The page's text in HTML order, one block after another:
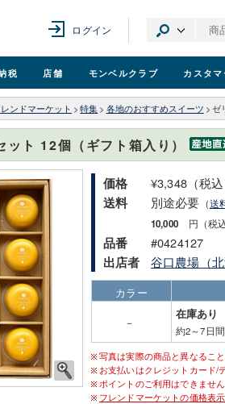
ログイン
税 店舗 モンベルクラブ カスタ
ンドマーケット > 特集 > 各地のおすすめスイーツ > ゼ
ト 12個（ギフト箱入り）
価格 ¥3,348（税込
送料 別途必要 （送
10,000 円（税
品番 #0424127
出店者 谷口農場（北
カラー
－
在庫あり
約2～7日
写真は実際の商品と異なること
お支払いはクレジットカード/
ポイントのご利用はできません
フレンドマーケットの価格表